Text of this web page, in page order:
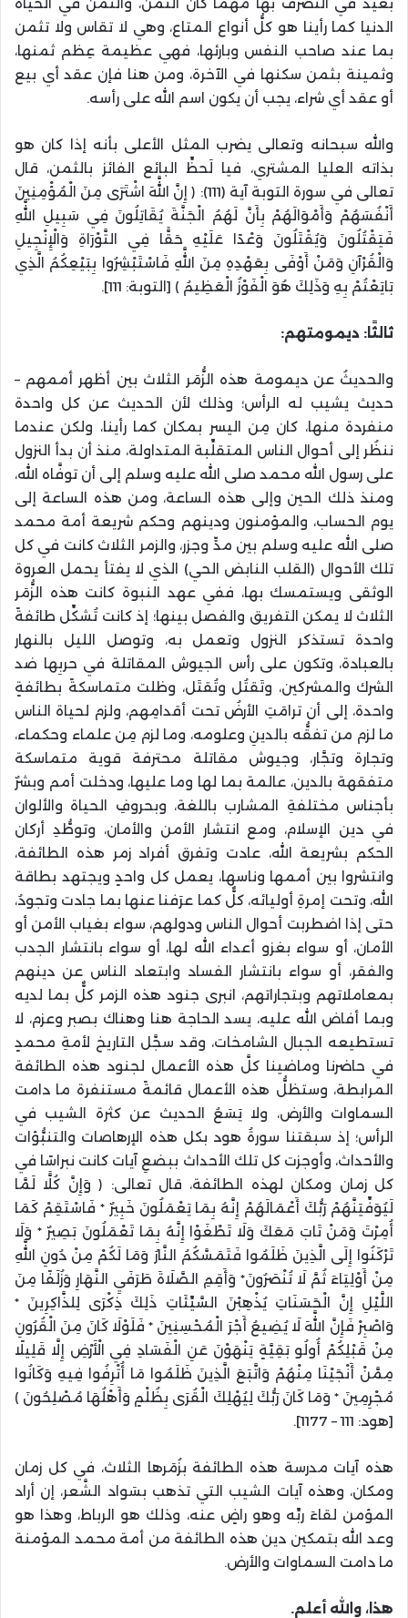
الدنيا كما رأينا هو كلُّ أنواع المتاع، وهي لا تقاس ولا تثمن
بما عند صاحب النفس وبارئها، فهي عظيمة عِظم ثمنها،
وثمينة بثمن سكنها في الآخرة، ومن هنا فإن عقد أي بيع
أو عقد أي شراء، يجب أن يكون اسم الله على رأسه.
والله سبحانه وتعالى يضرب المثل الأعلى بأنه إذا كان هو
بذاته العليا المشتري، فيا لَحظِّ البائع الفائز بالثمن، قال
تعالى في سورة التوبة آية (111): ﴿ إِنَّ اللَّهَ اشْتَرَى مِنَ الْمُؤْمِنِينَ
أَنْفُسَهُمْ وَأَمْوَالَهُمْ بِأَنَّ لَهُمُ الْجَنَّةَ يُقَاتِلُونَ فِي سَبِيلِ اللَّهِ
فَيَقْتُلُونَ وَيُقْتَلُونَ وَعْدًا عَلَيْهِ حَقًّا فِي التَّوْرَاةِ وَالْإِنْجِيلِ
وَالْقُرْآنِ وَمَنْ أَوْفَى بِعَهْدِهِ مِنَ اللَّهِ فَاسْتَبْشِرُوا بِبَيْعِكُمُ الَّذِي
بَايَعْتُمْ بِهِ وَذَلِكَ هُوَ الْفَوْزُ الْعَظِيمُ ﴾ [التوبة: 111].
ثالثًا: ديمومتهم:
والحديثُ عن ديمومة هذه الزُّمَر الثلاث بين أظهر أممهم –
حديث يشيب له الرأس؛ وذلك لأن الحديث عن كل واحدة
منفردة منها، كان مِن اليسر بمكان كما رأينا، ولكن عندما
ننظُر إلى أحوال الناس المتقلِّبة المتداولة، منذ أن بدأ النزول
على رسول الله محمد صلى الله عليه وسلم إلى أن توفَّاه الله،
ومنذ ذلك الحين وإلى هذه الساعة، ومن هذه الساعة إلى
يوم الحساب، والمؤمنون ودينهم وحكم شريعة أمة محمد
صلى الله عليه وسلم بين مدٍّ وجزر، والزمر الثلاث كانت في كل
تلك الأحوال (القلب النابض الحي) الذي لا يفتأ يحمل العروة
الوثقى ويستمسك بها، ففي عهد النبوة كانت هذه الزُّمَر
الثلاث لا يمكن التفريق والفصل بينها؛ إذ كانت تُشكِّل طائفةً
واحدة تستذكر النزول وتعمل به، وتوصل الليل بالنهار
بالعبادة، وتكون على رأس الجيوش المقاتلة في حربِها ضد
الشرك والمشركين، وتَقتُل وتُقتَل، وظلت متماسكةً بطائفةٍ
واحدة، إلى أن ترامَتِ الأرضُ تحت أقدامِهم، ولزم لحياة الناس
ما لزم من تفقُّه بالدينِ وعلومه، وما لزم مِن علماء وحكماء،
وتجارة وتجَّار، وجيوش مقاتلة محترفة قوية متماسكة
متفقهة بالدين، عالمة بما لها وما عليها، ودخلت أمم وبشرٌ
بأجناس مختلفةِ المشارب باللغة، وبحروفِ الحياة والألوان
في دين الإسلام، ومع انتشار الأمن والأمان، وتوطُّدِ أركان
الحكم بشريعة الله، عادت وتفرق أفراد زمر هذه الطائفة،
وانتشروا بين أممها وناسها، يعمل كل واحدٍ ويجتهد بطاقة
الله، وتحت إمرةِ أوليائه، كلٌّ كما عرَفنا عنها بما جادت وتجودُ،
حتى إذا اضطربت أحوال الناس ودولهم، سواء بغياب الأمن أو
الأمان، أو سواء بغزو أعداء الله لها، أو سواء بانتشار الجدب
والفقر، أو سواء بانتشار الفساد وابتعاد الناس عن دينهم
بمعاملاتهم وبتجاراتهم، انبرى جنود هذه الزمر كلٌّ بما لديه
وبما أفاض الله عليه، يسد الحاجة هنا وهناك بصبر وعزم، لا
تستطيعه الجبال الشامخات، وقد سجَّل التاريخ لأمةِ محمدٍ
في حاضرنا وماضينا كلَّ هذه الأعمال لجنود هذه الطائفة
المرابطة، وستظلُّ هذه الأعمال قائمةً مستنفرة ما دامت
السماوات والأرض، ولا يَسَعُ الحديث عن كثرة الشيب في
الرأس؛ إذ سبقتنا سورةُ هود بكل هذه الإرهاصات والتنبُّؤات
والأحداث، وأوجزت كل تلك الأحداث ببضعِ آيات كانت نبراسًا في
كل زمان ومكان لهذه الطائفة، قال تعالى: ﴿ وَإِنَّ كُلًّا لَمَّا
لَيُوَفِّيَنَّهُمْ رَبُّكَ أَعْمَالَهُمْ إِنَّهُ بِمَا يَعْمَلُونَ خَبِيرٌ * فَاسْتَقِمْ كَمَا
أُمِرْتَ وَمَنْ تَابَ مَعَكَ وَلَا تَطْغَوْا إِنَّهُ بِمَا تَعْمَلُونَ بَصِيرٌ * وَلَا
تَرْكَنُوا إِلَى الَّذِينَ ظَلَمُوا فَتَمَسَّكُمُ النَّارُ وَمَا لَكُمْ مِنْ دُونِ اللَّهِ
مِنْ أَوْلِيَاءَ ثُمَّ لَا تُنْصَرُونَ* وَأَقِمِ الصَّلَاةَ طَرَفَيِ النَّهَارِ وَزُلَفًا مِنَ
اللَّيْلِ إِنَّ الْحَسَنَاتِ يُذْهِبْنَ السَّيِّئَاتِ ذَلِكَ ذِكْرَى لِلذَّاكِرِينَ *
وَاصْبِرْ فَإِنَّ اللَّهَ لَا يُضِيعُ أَجْرَ الْمُحْسِنِينَ * فَلَوْلَا كَانَ مِنَ الْقُرُونِ
مِنْ قَبْلِكُمْ أُولُو بَقِيَّةٍ يَنْهَوْنَ عَنِ الْفَسَادِ فِي الْأَرْضِ إِلَّا قَلِيلًا
مِمَّنْ أَنْجَيْنَا مِنْهُمْ وَاتَّبَعَ الَّذِينَ ظَلَمُوا مَا أُتْرِفُوا فِيهِ وَكَانُوا
مُجْرِمِينَ * وَمَا كَانَ رَبُّكَ لِيُهْلِكَ الْقُرَى بِظُلْمٍ وَأَهْلُهَا مُصْلِحُونَ ﴾
[هود: 111 – 1177].
هذه آيات مدرسة هذه الطائفة بزُمَرها الثلاث، في كل زمان
ومكان، وهذه آيات الشيب التي تذهب بسَواد الشَّعر، إن أراد
المؤمن لقاءَ ربِّه وهو راضٍ عنه، وذلك هو الرباط، وهذا هو
وعد الله بتمكين دين هذه الطائفة من أمة محمد المؤمنة
ما دامت السماوات والأرض.
هذا، والله أعلم.